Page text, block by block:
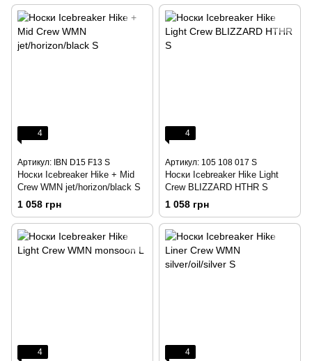
4
Артикул: IBN D15 F13 S
Носки Icebreaker Hike + Mid
Crew WMN jet/horizon/black S
1 058 грн
4
Артикул: 105 108 017 S
Носки Icebreaker Hike Light
Crew BLIZZARD HTHR S
1 058 грн
4 4